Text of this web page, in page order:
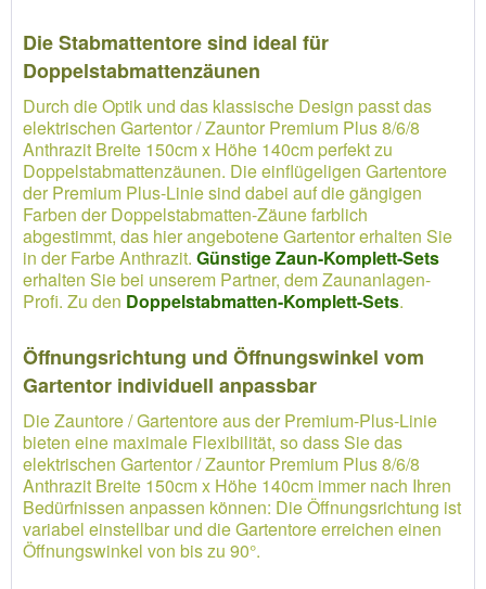
Die Stabmattentore sind ideal für
Doppelstabmattenzäunen
Durch die Optik und das klassische Design passt das
elektrischen Gartentor / Zauntor Premium Plus 8/6/8
Anthrazit Breite 150cm x Höhe 140cm perfekt zu
Doppelstabmattenzäunen. Die einflügeligen Gartentore
der Premium Plus-Linie sind dabei auf die gängigen
Farben der Doppelstabmatten-Zäune farblich
abgestimmt, das hier angebotene Gartentor erhalten Sie
in der Farbe Anthrazit. Günstige Zaun-Komplett-Sets
erhalten Sie bei unserem Partner, dem Zaunanlagen-
Profi. Zu den Doppelstabmatten-Komplett-Sets.
Öffnungsrichtung und Öffnungswinkel vom
Gartentor individuell anpassbar
Die Zauntore / Gartentore aus der Premium-Plus-Linie
bieten eine maximale Flexibilität, so dass Sie das
elektrischen Gartentor / Zauntor Premium Plus 8/6/8
Anthrazit Breite 150cm x Höhe 140cm immer nach Ihren
Bedürfnissen anpassen können: Die Öffnungsrichtung ist
variabel einstellbar und die Gartentore erreichen einen
Öffnungswinkel von bis zu 90°.